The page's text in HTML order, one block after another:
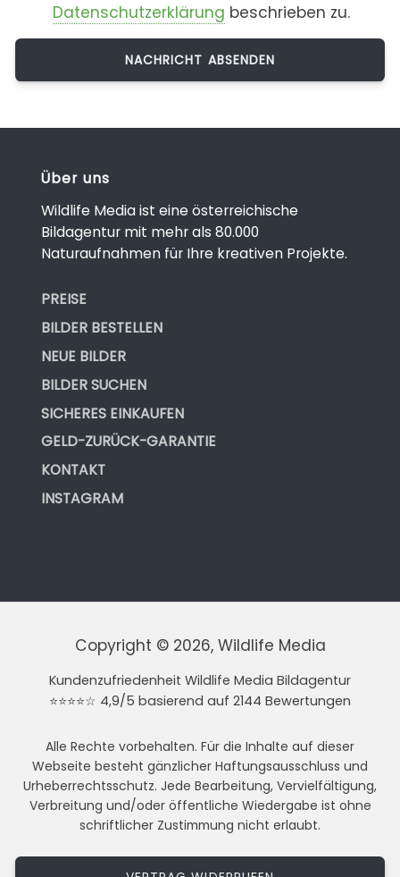
Datenschutzerklärung beschrieben zu.
Über uns
Wildlife Media ist eine österreichische
Bildagentur mit mehr als 80.000
Naturaufnahmen für Ihre kreativen Projekte.
PREISE
BILDER BESTELLEN
NEUE BILDER
BILDER SUCHEN
SICHERES EINKAUFEN
GELD-ZURÜCK-GARANTIE
KONTAKT
INSTAGRAM
Copyright © 2026, Wildlife Media
Kundenzufriedenheit Wildlife Media Bildagentur
⭐⭐⭐⭐☆ 4,9/5 basierend auf 2144 Bewertungen
Alle Rechte vorbehalten. Für die Inhalte auf dieser
Webseite besteht gänzlicher Haftungsausschluss und
Urheberrechtsschutz. Jede Bearbeitung, Vervielfältigung,
Verbreitung und/oder öffentliche Wiedergabe ist ohne
schriftlicher Zustimmung nicht erlaubt.